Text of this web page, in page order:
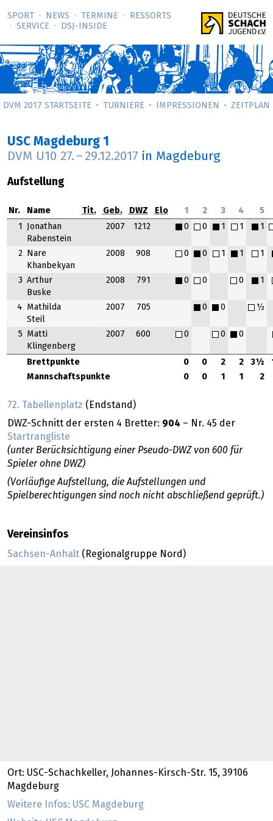
SPORT NEWS TERMINE
RESSORTS
SERVICE
DSJ-­INSIDE
DVM 2017 STARTSEITE TURNIERE IMPRESSIONEN ZEITPLAN
USC Magdeburg 1
DVM U10 27. – 29.12.2017 in Magdeburg
Aufstellung
Nr. Name Tit. Geb. DWZ Elo 1 2 3 4 5
Brettpunkte 0 0 2 2 3½
Mannschaftspunkte
0 0 1 1 2
1
Jonathan
Rabenstein
2007 1212 0 0 1 1 1
2
Nare
Khanbekyan
2008 908 0 0 1 1 1
3 Arthur
Buske
2008 791 0 0 0 1
4
Mathilda
Steil
2007 705 0 0 ½
5
Matti
Klingenberg
2007 600 0 0 0
72. Tabellenplatz (Endstand)
DWZ-Schnitt der ersten 4 Bretter: 904 – Nr. 45 der
Startrangliste
(unter Berücksichtigung einer Pseudo-DWZ von 600 für
Spieler ohne DWZ)
(Vorläufige Aufstellung, die Aufstellungen und
Spielberechtigungen sind noch nicht abschließend geprüft.)
Vereinsinfos
Sachsen-Anhalt (Regionalgruppe Nord)
Ort: USC-Schachkeller, Johannes-Kirsch-Str. 15, 39106
Magdeburg
Weitere Infos: USC Magdeburg